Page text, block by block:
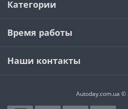
Категории
Время работы
Наши контакты
Autoday.com.ua ©